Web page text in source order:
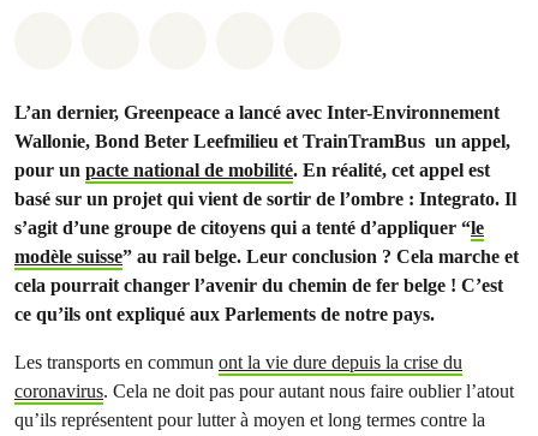
L’an dernier, Greenpeace a lancé avec Inter-Environnement
Wallonie, Bond Beter Leefmilieu et TrainTramBus un appel,
pour un pacte national de mobilité. En réalité, cet appel est
basé sur un projet qui vient de sortir de l’ombre : Integrato. Il
s’agit d’une groupe de citoyens qui a tenté d’appliquer “le
modèle suisse” au rail belge. Leur conclusion ? Cela marche et
cela pourrait changer l’avenir du chemin de fer belge ! C’est
ce qu’ils ont expliqué aux Parlements de notre pays.
Les transports en commun ont la vie dure depuis la crise du
coronavirus. Cela ne doit pas pour autant nous faire oublier l’atout
qu’ils représentent pour lutter à moyen et long termes contre la